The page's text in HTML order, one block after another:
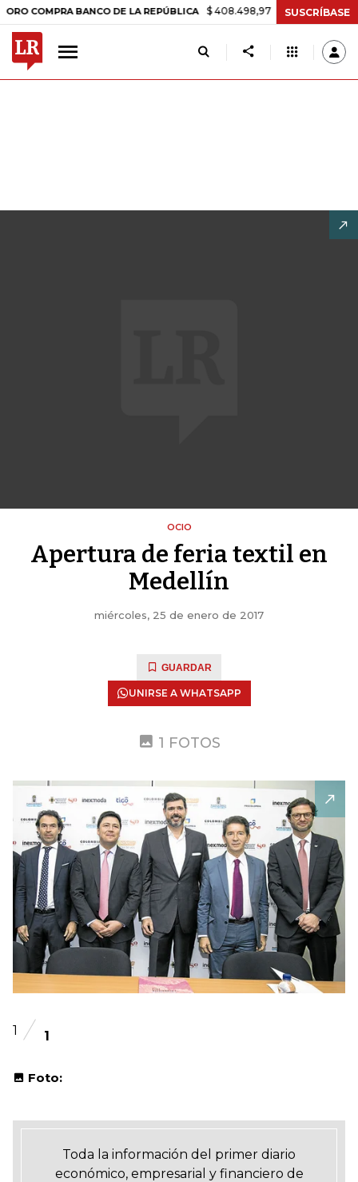
BANCO DE LA REPÚBLICA $ 408.498,97 +$ 8.753,81 +2,19%
SUSCRÍBASE
OCIO
Apertura de feria textil en
Medellín
miércoles, 25 de enero de 2017
GUARDAR
UNIRSE A WHATSAPP
1 FOTOS
1 1
Foto:
Toda la información del primer diario
económico, empresarial y financiero de